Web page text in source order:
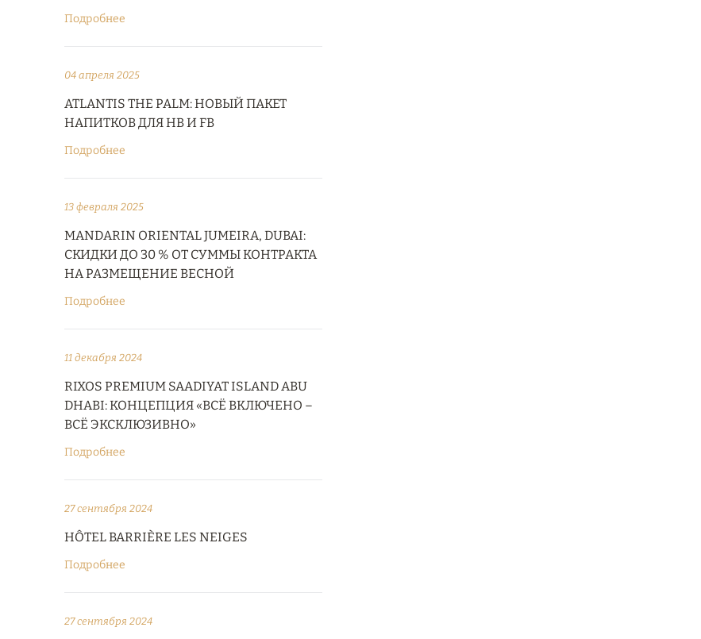
Подробнее
04 апреля 2025
ATLANTIS THE PALM: НОВЫЙ ПАКЕТ
НАПИТКОВ ДЛЯ HB И FB
Подробнее
13 февраля 2025
MANDARIN ORIENTAL JUMEIRA, DUBAI:
СКИДКИ ДО 30 % ОТ СУММЫ КОНТРАКТА
НА РАЗМЕЩЕНИЕ ВЕСНОЙ
Подробнее
11 декабря 2024
RIXOS PREMIUM SAADIYAT ISLAND ABU
DHABI: КОНЦЕПЦИЯ «ВСЁ ВКЛЮЧЕНО –
ВСЁ ЭКСКЛЮЗИВНО»
Подробнее
27 сентября 2024
HÔTEL BARRIÈRE LES NEIGES
Подробнее
27 сентября 2024